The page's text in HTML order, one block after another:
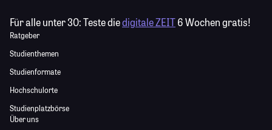
Für alle unter 30:Teste diedigitale ZEIT6 Wochen gratis!
Ratgeber
Studienthemen
Studienformate
Hochschulorte
Studienplatzbörse
Über uns